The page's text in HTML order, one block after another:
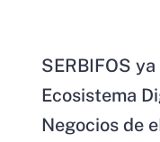
SERBIFOS
Ecosistema
Negocios de